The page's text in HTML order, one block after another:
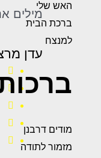
האש שלי
ברכת הבית
למנצח
מודים דרבנן
מזמור לתודה
מילים
עדן